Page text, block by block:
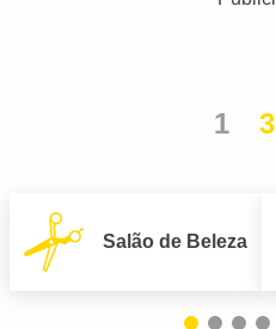
1 3
Salão de Beleza